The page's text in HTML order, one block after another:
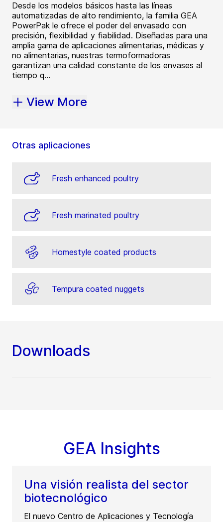
Desde los modelos básicos hasta las líneas
automatizadas de alto rendimiento, la familia GEA
PowerPak le ofrece el poder del envasado con
precisión, flexibilidad y fiabilidad. Diseñadas para una
amplia gama de aplicaciones alimentarias, médicas y
no alimentarias, nuestras termoformadoras
garantizan una calidad constante de los envases al
tiempo q...
View More
Otras aplicaciones
Fresh enhanced poultry
Fresh marinated poultry
Homestyle coated products
Tempura coated nuggets
Downloads
GEA Insights
Una visión realista del sector
biotecnológico
El nuevo Centro de Aplicaciones y Tecnología